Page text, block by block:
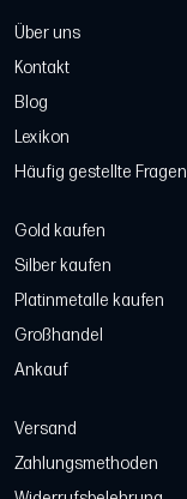
Über uns
Kontakt
Blog
Lexikon
Häufig gestellte Fragen
Gold kaufen
Silber kaufen
Platinmetalle kaufen
Großhandel
Ankauf
Versand
Zahlungsmethoden